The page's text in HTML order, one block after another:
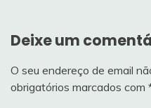
Deixe um
O seu endereço de email
obrigatórios marcados com